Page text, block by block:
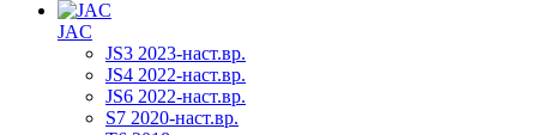
JAC
JS3 2023-наст.вр.
JS4 2022-наст.вр.
JS6 2022-наст.вр.
S7 2020-наст.вр.